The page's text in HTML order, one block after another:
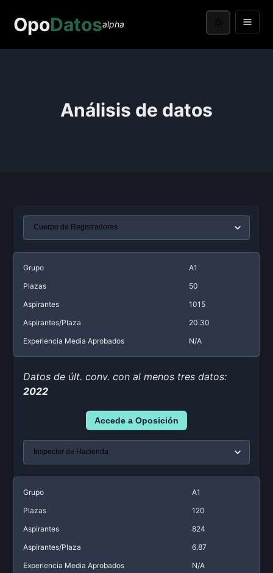
OpoDatosalpha
Análisis de datos
Grupo
A1
Plazas
50
Aspirantes
1015
Aspirantes/Plaza
20.30
Experiencia Media Aprobados
N/A
Datos de últ. conv. con al menos tres datos:
2022
Accede a Oposición
Grupo
A1
Plazas
120
Aspirantes
824
Aspirantes/Plaza
6.87
Experiencia Media Aprobados
N/A